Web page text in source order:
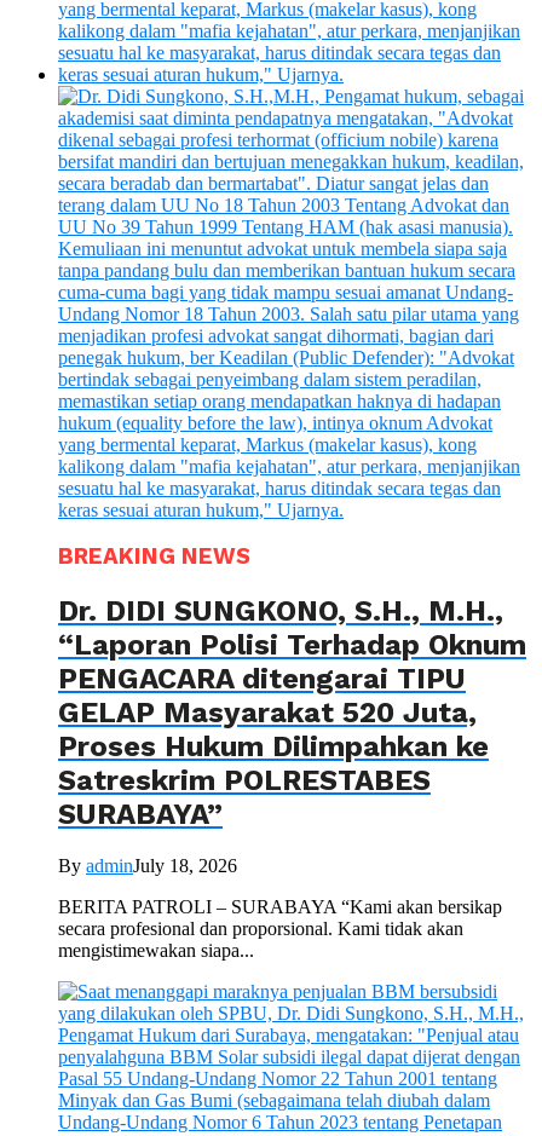
BREAKING NEWS
Dr. DIDI SUNGKONO, S.H., M.H.,
“Laporan Polisi Terhadap Oknum
PENGACARA ditengarai TIPU
GELAP Masyarakat 520 Juta,
Proses Hukum Dilimpahkan ke
Satreskrim POLRESTABES
SURABAYA”
By adminJuly 18, 2026
BERITA PATROLI – SURABAYA “Kami akan bersikap
secara profesional dan proporsional. Kami tidak akan
mengistimewakan siapa...